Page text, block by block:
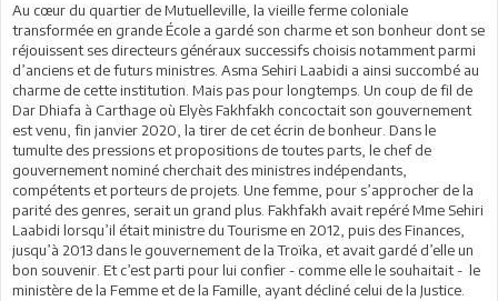
Au cœur du quartier de Mutuelleville, la vieille ferme coloniale
transformée en grande École a gardé son charme et son bonheur dont se
réjouissent ses directeurs généraux successifs choisis notamment parmi
d’anciens et de futurs ministres. Asma Sehiri Laabidi a ainsi succombé au
charme de cette institution. Mais pas pour longtemps. Un coup de fil de
Dar Dhiafa à Carthage où Elyès Fakhfakh concoctait son gouvernement
est venu, fin janvier 2020, la tirer de cet écrin de bonheur. Dans le
tumulte des pressions et propositions de toutes parts, le chef de
gouvernement nominé cherchait des ministres indépendants,
compétents et porteurs de projets. Une femme, pour s’approcher de la
parité des genres, serait un grand plus. Fakhfakh avait repéré Mme Sehiri
Laabidi lorsqu’il était ministre du Tourisme en 2012, puis des Finances,
jusqu’à 2013 dans le gouvernement de la Troïka, et avait gardé d’elle un
bon souvenir. Et c’est parti pour lui confier - comme elle le souhaitait - le
ministère de la Femme et de la Famille, ayant décliné celui de la Justice.